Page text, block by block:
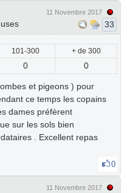
11 Novembre 2017
33
101-300 + de 300
0 0
et pigeons ) pour
ce temps les copains
dames préfèrent
sur les sols bien
. Excellent repas
0
11 Novembre 2017